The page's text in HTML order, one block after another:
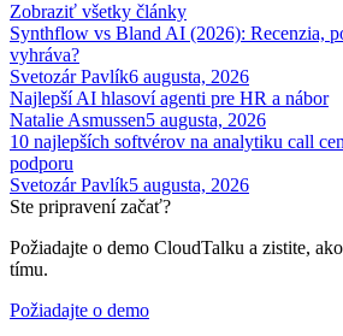
Zobraziť všetky články
Synthflow vs Bland AI (2026): Recenzia,
vyhráva?
Svetozár Pavlík6 augusta, 2026
Najlepší AI hlasoví agenti pre HR a nábor
Natalie Asmussen5 augusta, 2026
10 najlepších softvérov na analytiku call
podporu
Svetozár Pavlík5 augusta, 2026
Ste pripravení začať?
Požiadajte o demo CloudTalku a zistite,
tímu.
Požiadajte o demo